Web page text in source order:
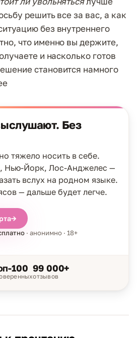
решить все за вас, а как
без внутреннего
что именно вы держите,
и насколько готов
становится намного
Без
тяжело носить в себе.
Нью-Йорк, Лос-Анджелес —
вслух на родном языке.
— дальше будет легче.
→
· анонимно · 18+
100 99 000+
отзывов